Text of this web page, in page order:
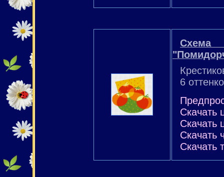
6
Скачать
Скачать
Скачать
Скачать